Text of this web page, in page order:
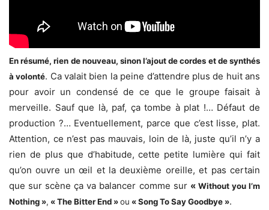
En résumé, rien de nouveau, sinon l’ajout de cordes et de synthés
à volonté. Ca valait bien la peine d’attendre plus de huit ans
pour avoir un condensé de ce que le groupe faisait à
merveille. Sauf que là, paf, ça tombe à plat !… Défaut de
production ?… Eventuellement, parce que c’est lisse, plat.
Attention, ce n’est pas mauvais, loin de là, juste qu’il n’y a
rien de plus que d’habitude, cette petite lumière qui fait
qu’on ouvre un œil et la deuxième oreille, et pas certain
que sur scène ça va balancer comme sur «Without you I’m
Nothing », « The Bitter End »ou « Song To Say Goodbye ».